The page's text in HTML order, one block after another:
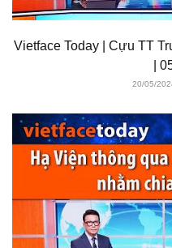
Vietface Today | Cựu TT
|
20/05/